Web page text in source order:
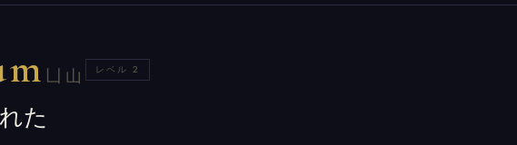
凵山 レベル 2
た